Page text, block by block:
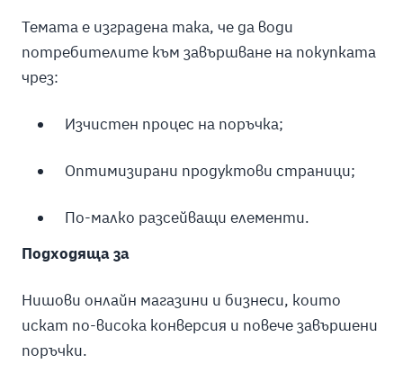
Темата е изградена така, че да води
потребителите към завършване на покупката
чрез:
Изчистен процес на поръчка;
Оптимизирани продуктови страници;
По-малко разсейващи елементи.
Подходяща за
Нишови онлайн магазини и бизнеси, които
искат по-висока конверсия и повече завършени
поръчки.